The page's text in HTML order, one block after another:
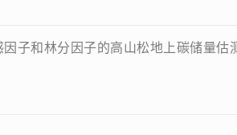
子和林分因子的高山松地上碳储量估